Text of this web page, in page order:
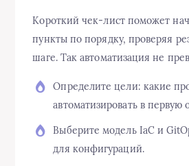
Короткий чек-лист поможет
пункты по порядку, проверяя
шаге. Так автоматизация не
Определите цели: какие
автоматизировать в первую
Выберите модель IaC и
для конфигураций.